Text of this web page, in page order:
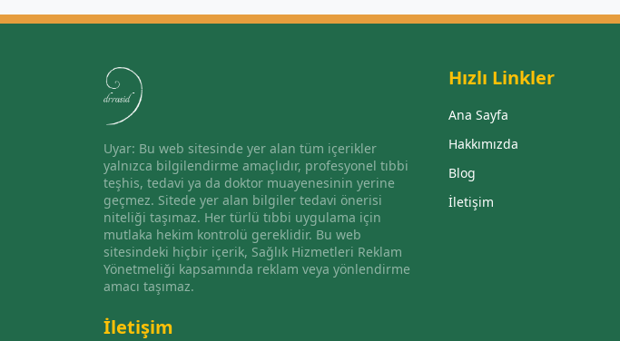
Uyar: Bu web sitesinde yer alan tüm içerikler
yalnızca bilgilendirme amaçlıdır, profesyonel tıbbi
teşhis, tedavi ya da doktor muayenesinin yerine
geçmez. Sitede yer alan bilgiler tedavi önerisi
niteliği taşımaz. Her türlü tıbbi uygulama için
mutlaka hekim kontrolü gereklidir. Bu web
sitesindeki hiçbir içerik, Sağlık Hizmetleri Reklam
Yönetmeliği kapsamında reklam veya yönlendirme
amacı taşımaz.
İletişim
Hızlı Linkler
Ana Sayfa
Hakkımızda
Blog
İletişim